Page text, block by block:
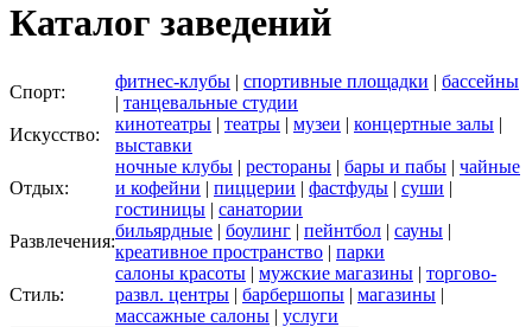
Каталог заведений
Спорт:
фитнес-клубы | спортивные площадки | бассейны
| танцевальные студии
Искусство:
кинотеатры | театры | музеи | концертные залы |
выставки
Отдых:
ночные клубы | рестораны | бары и пабы | чайные
и кофейни | пиццерии | фастфуды | суши |
гостиницы | санатории
Развлечения:
бильярдные | боулинг | пейнтбол | сауны |
креативное пространство | парки
Стиль:
салоны красоты | мужские магазины | торгово-
развл. центры | барбершопы | магазины |
массажные салоны | услуги